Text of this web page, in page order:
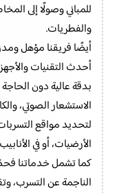
للمباني وصولًا إلى
والفطريات.
أيضًا فريقنا مؤهل
أحدث التقنيات
بدقة عالية دون
الاستشعار الصوتي،
لتحديد مواقع
الأرضيات، أو في
كما تشمل خدماتنا
الناجمة عن التسرب،